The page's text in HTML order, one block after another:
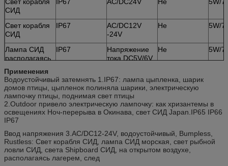
СИД
Свет корабля
СИД
IP67
AC/DC12V
-24V
Не 5W/
Лампа СИД
располагаясь
IP67
Напряжение
тока DC5V/6V
Не 5W/
Применения
Водоустойчивый затемнять 1.IP67: лампа цыпленка, шарик
домов птицы, цыпленок полиняла шарики, электрическую
лампочку птицы, поднимая свет птицы
2.Outdoor привело электрическую лампочку: как хризантемы в
освещениях Ноч-перерыва в Окинава, свет СИД Japan.IP65 IP66
IP67
Ввод напряжения 3.AC/DC12-24V, водоустойчивый, Bumpless,
Rustless: Свет корабля СИД, лампа СИД морская, свет рыбной
ловли СИД, света Shipboard СИД, на открытом воздухе,
располагаясь лагерем, след